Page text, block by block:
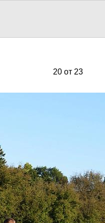
20 от 23